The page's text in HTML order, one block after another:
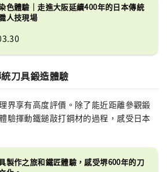
色體驗｜走進大阪延續400年的日本傳統
人技現場
刀具鍛造體驗
界享有高度評價。除了能近距離參觀鍛
驗揮動鐵鎚敲打鋼材的過程，感受日本
製作之旅和鐵匠體驗，感受堺600年的刀